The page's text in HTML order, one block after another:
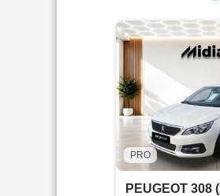
PRO
PEUGEOT 308